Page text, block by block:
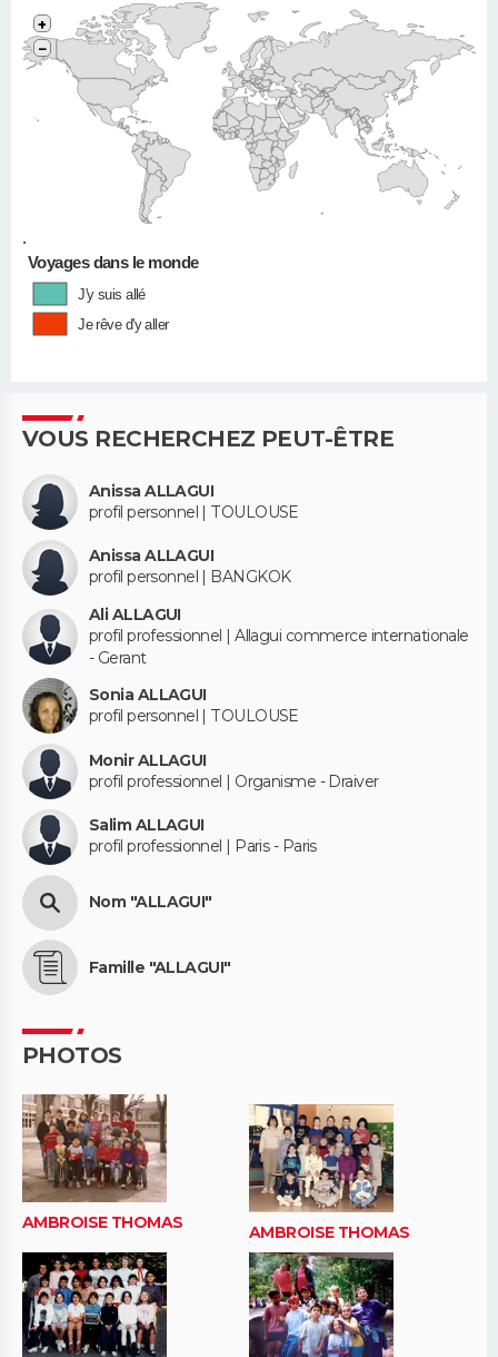
•
+
−
Voyages dans le monde
J'y suis allé
Je rêve d'y aller
VOUS RECHERCHEZ PEUT-ÊTRE
Anissa ALLAGUI
profil personnel | TOULOUSE
Anissa ALLAGUI
profil personnel | BANGKOK
Ali ALLAGUI
profil professionnel | Allagui commerce internationale
- Gerant
Sonia ALLAGUI
profil personnel | TOULOUSE
Monir ALLAGUI
profil professionnel | Organisme - Draiver
Salim ALLAGUI
profil professionnel | Paris - Paris
Nom "ALLAGUI"
Famille "ALLAGUI"
PHOTOS
AMBROISE THOMAS AMBROISE THOMAS